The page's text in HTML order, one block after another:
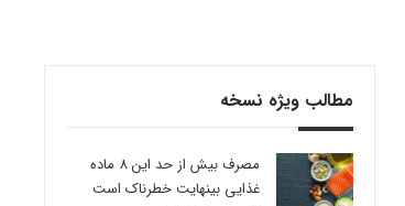
مطالب ویژه نسخه
مصرف بیش از حد این 8 ماده
غذایی بینهایت خطرناک است